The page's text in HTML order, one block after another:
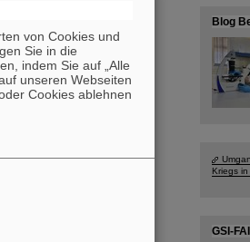
Blog
Kriegs
GSI-
von Cookies und
Sie in die
indem Sie auf „Alle
unseren Webseiten
Cookies ablehnen